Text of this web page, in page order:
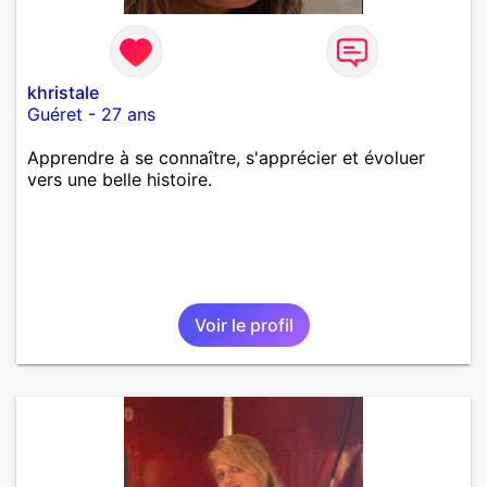
khristale
Guéret - 27 ans
Apprendre à se connaître, s'apprécier et évoluer
vers une belle histoire.
Voir le profil